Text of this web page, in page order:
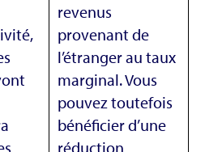
revenus
provenant de
l’étranger au taux
marginal. Vous
pouvez toutefois
bénéficier d’une
réduction